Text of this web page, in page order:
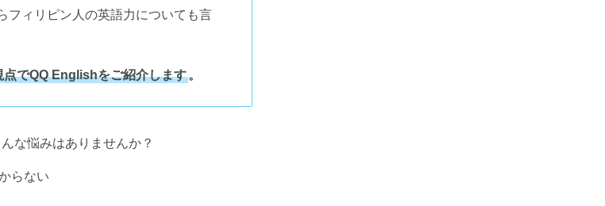
フィリピン人の英語力についても言
でQQ Englishをご紹介します。
な悩みはありませんか？
らない